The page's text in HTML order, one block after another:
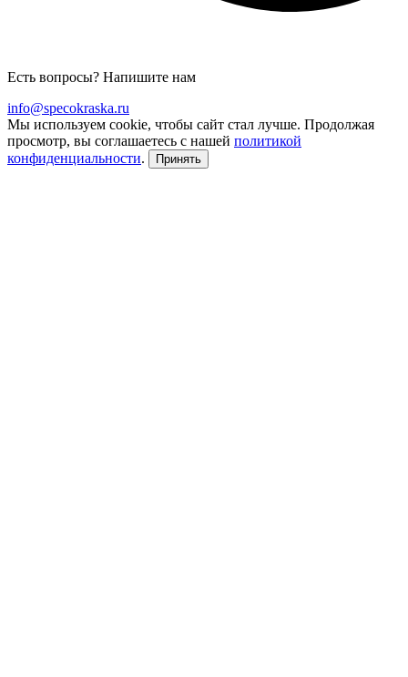
Есть вопросы? Напишите нам
info@specokraska.ru
Мы используем cookie, чтобы сайт стал лучше. Продолжая
просмотр, вы соглашаетесь с нашей политикой
конфиденциальности. Принять